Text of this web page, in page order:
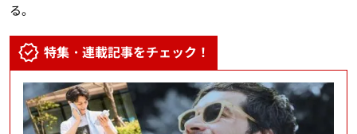
る。
特集・連載記事をチェック！